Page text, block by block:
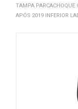
TAMPA PARCACHOQUE
APÓS 2019 INFERIOR